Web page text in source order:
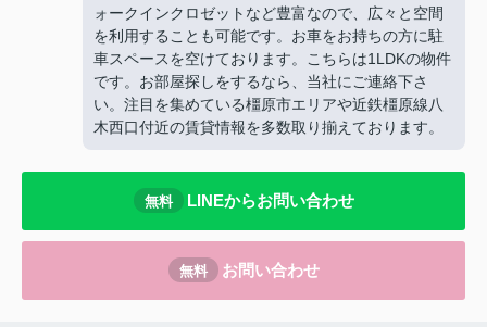
ォークインクロゼットなど豊富なので、広々と空間
を利用することも可能です。お車をお持ちの方に駐
車スペースを空けております。こちらは1LDKの物件
です。お部屋探しをするなら、当社にご連絡下さ
い。注目を集めている橿原市エリアや近鉄橿原線八
木西口付近の賃貸情報を多数取り揃えております。
無料 LINEからお問い合わせ
無料 お問い合わせ